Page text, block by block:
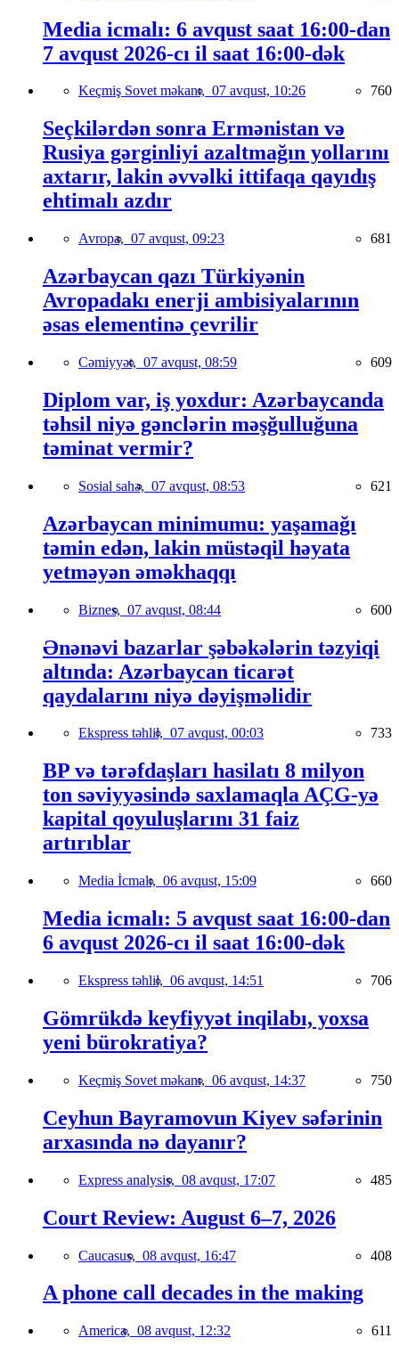
Media icmalı: 6 avqust saat 16:00-dan
7 avqust 2026-cı il saat 16:00-dək
Keçmiş Sovet məkanı, 07 avqust, 10:26 760
Seçkilərdən sonra Ermənistan və
Rusiya gərginliyi azaltmağın yollarını
axtarır, lakin əvvəlki ittifaqa qayıdış
ehtimalı azdır
Avropa, 07 avqust, 09:23 681
Azərbaycan qazı Türkiyənin
Avropadakı enerji ambisiyalarının
əsas elementinə çevrilir
Cəmiyyət, 07 avqust, 08:59 609
Diplom var, iş yoxdur: Azərbaycanda
təhsil niyə gənclərin məşğulluğuna
təminat vermir?
Sosial sahə, 07 avqust, 08:53 621
Azərbaycan minimumu: yaşamağı
təmin edən, lakin müstəqil həyata
yetməyən əməkhaqqı
Biznes, 07 avqust, 08:44 600
Ənənəvi bazarlar şəbəkələrin təzyiqi
altında: Azərbaycan ticarət
qaydalarını niyə dəyişməlidir
Ekspress təhlil, 07 avqust, 00:03 733
BP və tərəfdaşları hasilatı 8 milyon
ton səviyyəsində saxlamaqla AÇG-yə
kapital qoyuluşlarını 31 faiz
artırıblar
Media İcmalı, 06 avqust, 15:09 660
Media icmalı: 5 avqust saat 16:00-dan
6 avqust 2026-cı il saat 16:00-dək
Ekspress təhlil, 06 avqust, 14:51 706
Gömrükdə keyfiyyət inqilabı, yoxsa
yeni bürokratiya?
Keçmiş Sovet məkanı, 06 avqust, 14:37 750
Ceyhun Bayramovun Kiyev səfərinin
arxasında nə dayanır?
Express analysis, 08 avqust, 17:07 485
Court Review: August 6–7, 2026
Caucasus, 08 avqust, 16:47 408
A phone call decades in the making
America, 08 avqust, 12:32 611